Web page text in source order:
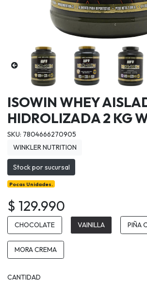
ISOWIN WHEY
HIDROLIZADA 2 KG
SKU: 7804666270905
WINKLER NUTRITION
Stock por sucursal
Pocas Unidades.
$ 129.990
CHOCOLATE VAINILLA PIÑA
MORA CREMA
CANTIDAD